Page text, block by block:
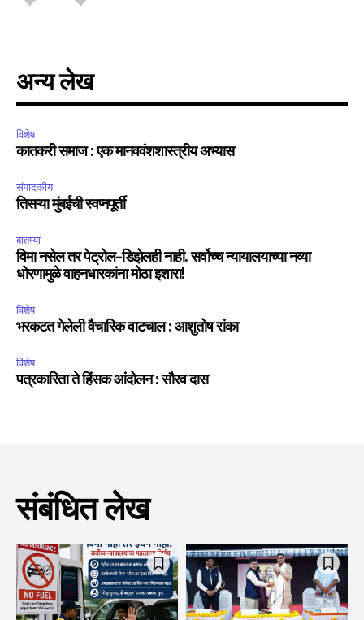
अन्य लेख
विशेष
कातकरी समाज : एक मानववंशशास्त्रीय अभ्यास
संपादकीय
तिसऱ्या मुंबईची स्वप्नपूर्ती
बातम्या
विमा नसेल तर पेट्रोल-डिझेलही नाही. सर्वोच्च न्यायालयाच्या नव्या
धोरणामुळे वाहनधारकांना मोठा इशारा!
विशेष
भरकटत गेलेली वैचारिक वाटचाल : आशुतोष रांका
विशेष
पत्रकारिता ते हिंसक आंदोलन : सौरव दास
संबंधित लेख